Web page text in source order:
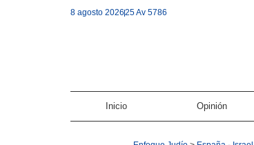
8 agosto 202625 Av 5786
Inicio Opinión